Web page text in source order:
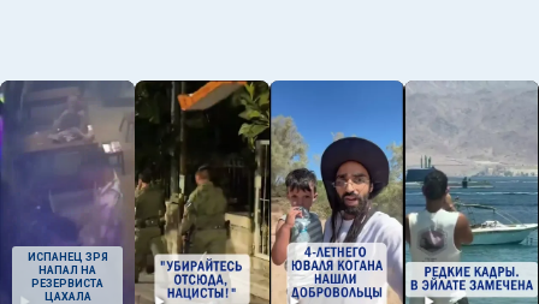
ИСПАНЕЦ ЗРЯ
НАПАЛ НА
РЕЗЕРВИСТА
ЦАХАЛА